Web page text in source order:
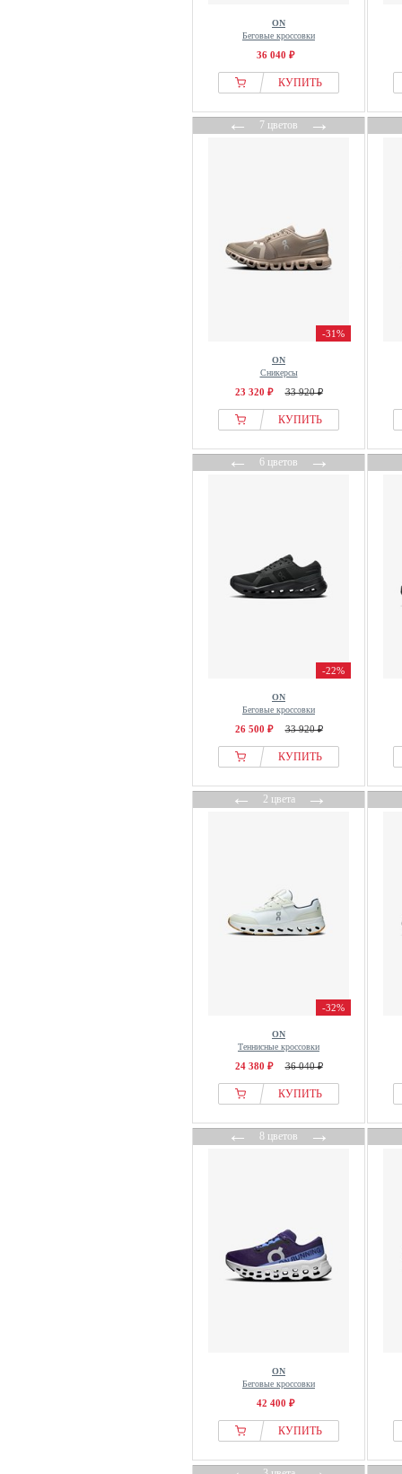
ON
Беговые кроссовки
36 040 ₽
КУПИТЬ
←7 цветов→
-31%
ON
Сникерсы
23 320 ₽ 33 920 ₽
КУПИТЬ
←6 цветов→
-22%
ON
Беговые кроссовки
26 500 ₽ 33 920 ₽
КУПИТЬ
←2 цвета→
-32%
ON
Теннисные кроссовки
24 380 ₽ 36 040 ₽
КУПИТЬ
←8 цветов→
ON
Беговые кроссовки
42 400 ₽
КУПИТЬ